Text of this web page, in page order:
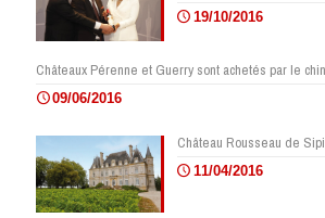
19/10/2016
Châteaux Pérenne et Guerry sont achetés par le
09/06/2016
Château Rousseau de
11/04/2016